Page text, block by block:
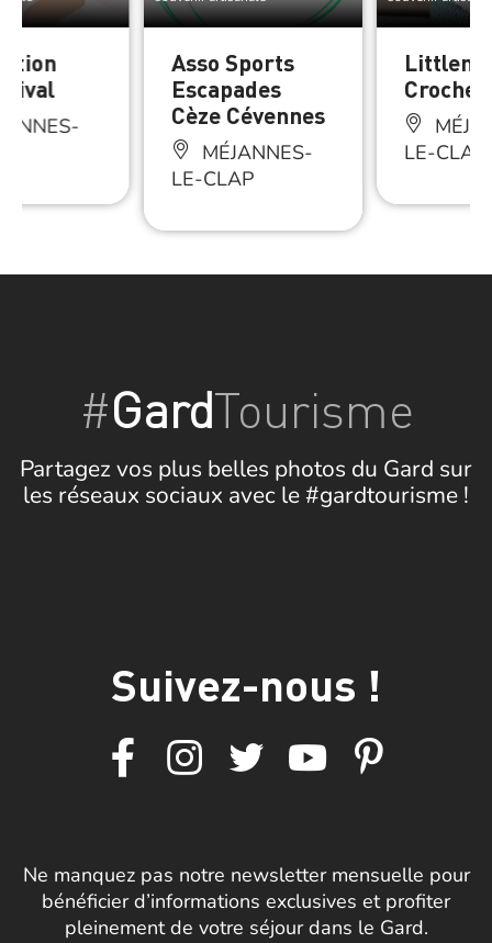
Asso Sports
Escapades
Cèze Cévennes
MÉJANNES-
LE-CLAP
Crochet
LE-CLAP
#GardTourisme
Partagez vos plus belles photos du Gard sur
les réseaux sociaux avec le #gardtourisme !
Suivez-nous !
Ne manquez pas notre newsletter mensuelle pour
bénéficier d’informations exclusives et profiter
pleinement de votre séjour dans le Gard.